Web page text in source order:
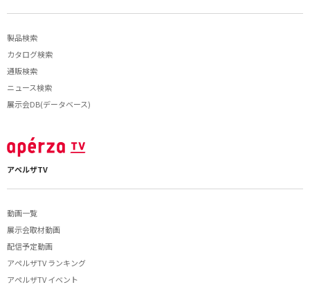
製品検索
カタログ検索
通販検索
ニュース検索
展示会DB(データベース)
アペルザTV
動画一覧
展示会取材動画
配信予定動画
アペルザTV ランキング
アペルザTV イベント